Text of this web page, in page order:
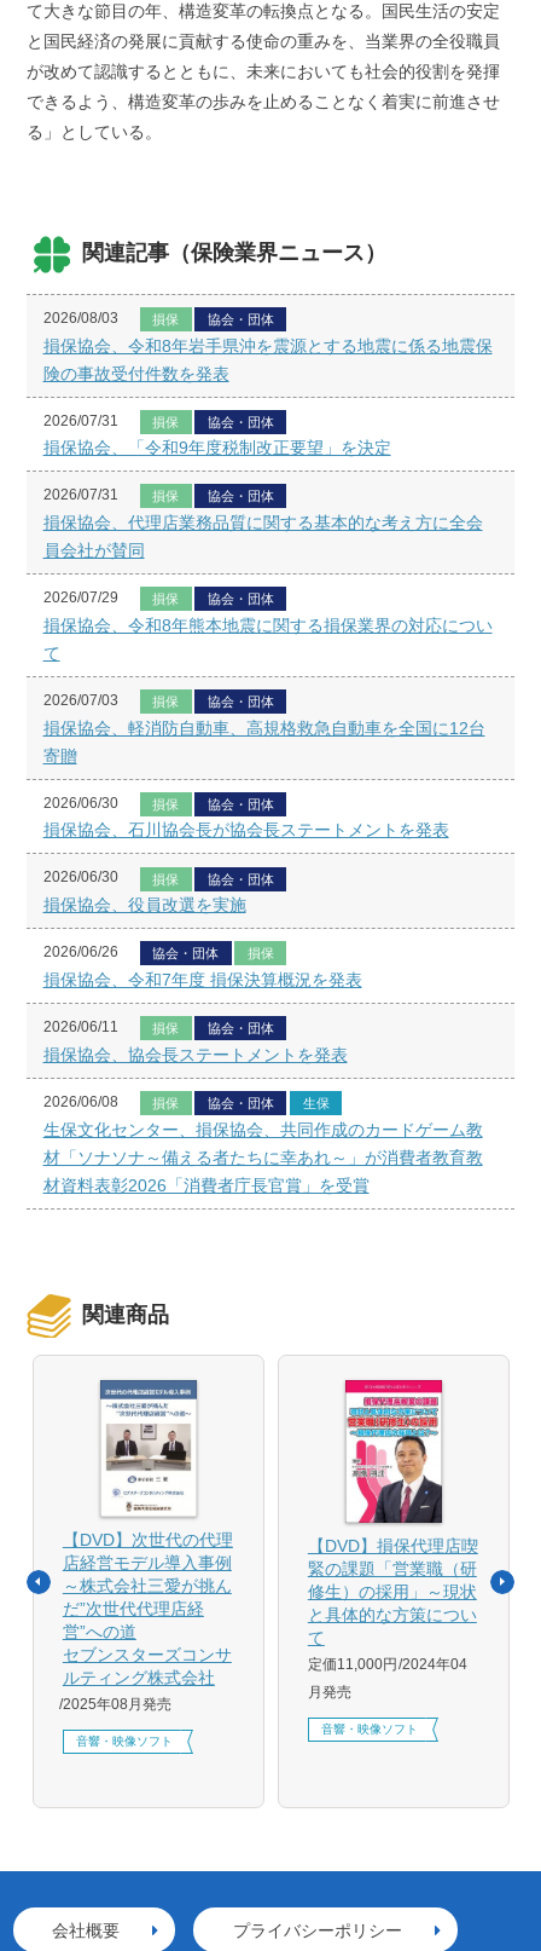
て大きな節目の年、構造変革の転換点となる。国民生活の安定
と国民経済の発展に貢献する使命の重みを、当業界の全役職員
が改めて認識するとともに、未来においても社会的役割を発揮
できるよう、構造変革の歩みを止めることなく着実に前進させ
る」としている。
関連記事（保険業界ニュース）
2026/08/03 損保 協会・団体
損保協会、令和8年岩手県沖を震源とする地震に係る地震保
険の事故受付件数を発表
2026/07/31 損保 協会・団体
損保協会、「令和9年度税制改正要望」を決定
2026/07/31 損保 協会・団体
損保協会、代理店業務品質に関する基本的な考え方に全会
員会社が賛同
2026/07/29 損保 協会・団体
損保協会、令和8年熊本地震に関する損保業界の対応につい
て
2026/07/03 損保 協会・団体
損保協会、軽消防自動車、高規格救急自動車を全国に12台
寄贈
2026/06/30 損保 協会・団体
損保協会、石川協会長が協会長ステートメントを発表
2026/06/30 損保 協会・団体
損保協会、役員改選を実施
2026/06/26 協会・団体 損保
損保協会、令和7年度 損保決算概況を発表
2026/06/11 損保 協会・団体
損保協会、協会長ステートメントを発表
2026/06/08 損保 協会・団体 生保
生保文化センター、損保協会、共同作成のカードゲーム教
材「ソナソナ～備える者たちに幸あれ～」が消費者教育教
材資料表彰2026「消費者庁長官賞」を受賞
関連商品
【DVD】次世代の代理
店経営モデル導入事例
～株式会社三愛が挑ん
だ”次世代代理店経
営”への道
セブンスターズコンサ
ルティング株式会社
2025年08月発売
音響・映像ソフト
【DVD】損保代理店喫
緊の課題「営業職（研
修生）の採用」～現状
と具体的な方策につい
て
定価11,000円 2024年04
月発売
音響・映像ソフト
会社概要 プライバシーポリシー